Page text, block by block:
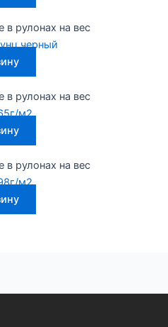
в рулонах на вес
в рулонах на вес
м2.
в рулонах на вес
м2.